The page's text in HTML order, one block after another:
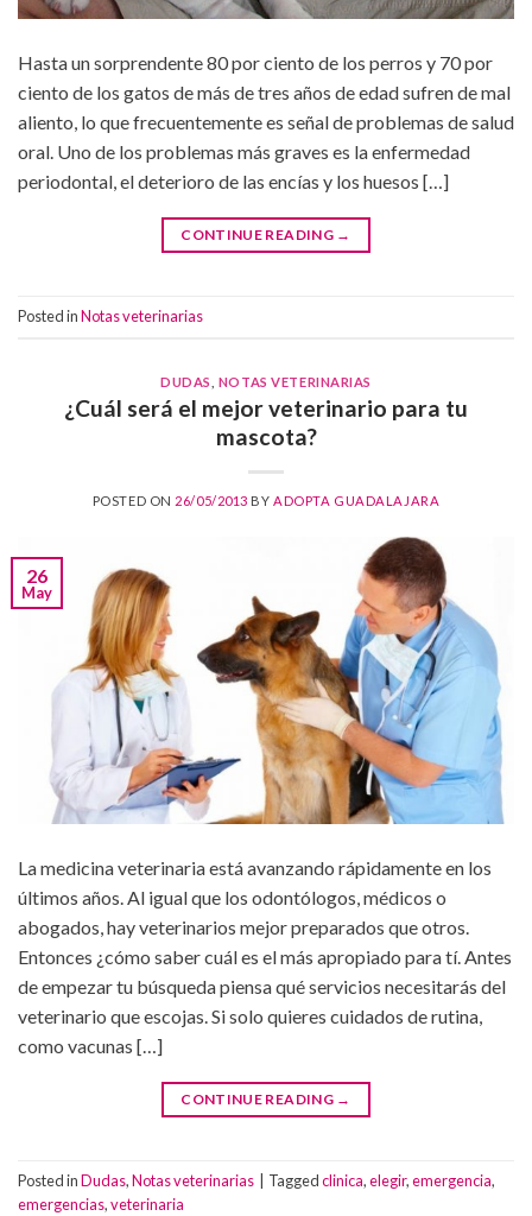
Hasta un sorprendente 80 por ciento de los perros y 70 por
ciento de los gatos de más de tres años de edad sufren de mal
aliento, lo que frecuentemente es señal de problemas de salud
oral. Uno de los problemas más graves es la enfermedad
periodontal, el deterioro de las encías y los huesos […]
CONTINUE READING →
Posted inNotas veterinarias
DUDAS NOTAS VETERINARIAS
¿Cuál será el mejor veterinario para tu
mascota?
POSTED ON 26/05/2013 BYADOPTA GUADALAJARA
26
May
La medicina veterinaria está avanzando rápidamente en los
últimos años. Al igual que los odontólogos, médicos o
abogados, hay veterinarios mejor preparados que otros.
Entonces ¿cómo saber cuál es el más apropiado para tí. Antes
de empezar tu búsqueda piensa qué servicios necesitarás del
veterinario que escojas. Si solo quieres cuidados de rutina,
como vacunas […]
CONTINUE READING →
Posted inDudas,Notas veterinarias Taggedclinica,elegir,emergencia,
emergencias,veterinaria